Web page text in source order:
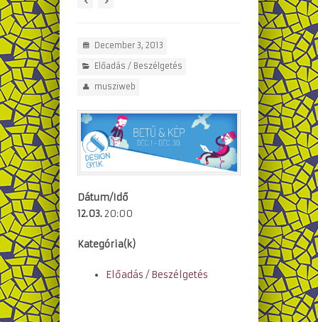
December 3, 2013
Előadás / Beszélgetés
musziweb
Dátum/Idő
12.03.20:00
Kategória(k)
Előadás / Beszélgetés